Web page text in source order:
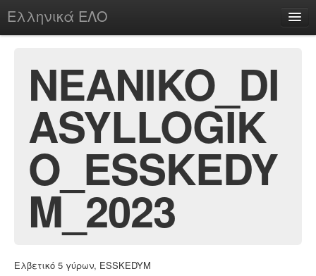
Ελληνικά ΕΛΟ
chesstu.be @ discord
Login
NEANIKO_DI
ASYLLOGIK
O_ESSKEDY
M_2023
Ελβετικό 5 γύρων, ESSKEDYM